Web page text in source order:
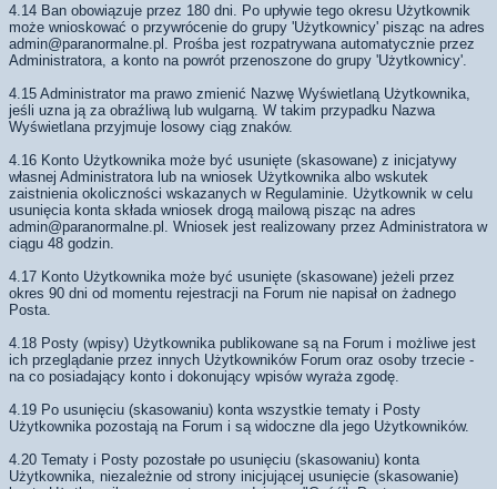
4.14 Ban obowiązuje przez 180 dni. Po upływie tego okresu Użytkownik
może wnioskować o przywrócenie do grupy 'Użytkownicy' pisząc na adres
admin@paranormalne.pl . Prośba jest rozpatrywana automatycznie przez
Administratora, a konto na powrót przenoszone do grupy 'Użytkownicy'.
4.15 Administrator ma prawo zmienić Nazwę Wyświetlaną Użytkownika,
jeśli uzna ją za obraźliwą lub wulgarną. W takim przypadku Nazwa
Wyświetlana przyjmuje losowy ciąg znaków.
4.16 Konto Użytkownika może być usunięte (skasowane) z inicjatywy
własnej Administratora lub na wniosek Użytkownika albo wskutek
zaistnienia okoliczności wskazanych w Regulaminie. Użytkownik w celu
usunięcia konta składa wniosek drogą mailową pisząc na adres
admin@paranormalne.pl . Wniosek jest realizowany przez Administratora w
ciągu 48 godzin.
4.17 Konto Użytkownika może być usunięte (skasowane) jeżeli przez
okres 90 dni od momentu rejestracji na Forum nie napisał on żadnego
Posta.
4.18 Posty (wpisy) Użytkownika publikowane są na Forum i możliwe jest
ich przeglądanie przez innych Użytkowników Forum oraz osoby trzecie -
na co posiadający konto i dokonujący wpisów wyraża zgodę.
4.19 Po usunięciu (skasowaniu) konta wszystkie tematy i Posty
Użytkownika pozostają na Forum i są widoczne dla jego Użytkowników.
4.20 Tematy i Posty pozostałe po usunięciu (skasowaniu) konta
Użytkownika, niezależnie od strony inicjującej usunięcie (skasowanie)